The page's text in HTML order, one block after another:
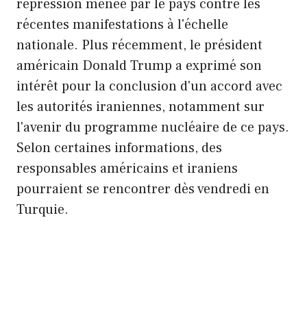
répression menée par le pays contre les
récentes manifestations à l'échelle
nationale. Plus récemment, le président
américain Donald Trump a exprimé son
intérêt pour la conclusion d'un accord avec
les autorités iraniennes, notamment sur
l'avenir du programme nucléaire de ce pays.
Selon certaines informations, des
responsables américains et iraniens
pourraient se rencontrer dès vendredi en
Turquie.